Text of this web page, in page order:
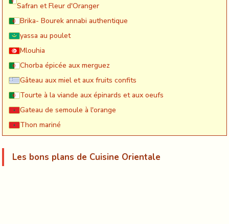
Safran et Fleur d'Oranger
Brika- Bourek annabi authentique
yassa au poulet
Mlouhia
Chorba épicée aux merguez
Gâteau aux miel et aux fruits confits
Tourte à la viande aux épinards et aux oeufs
Gateau de semoule à l'orange
Thon mariné
Les bons plans de Cuisine Orientale